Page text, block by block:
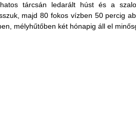
tárcsán ledarált húst és a
majd 80 fokos vízben 50 percig
mélyhűtőben két hónapig áll el